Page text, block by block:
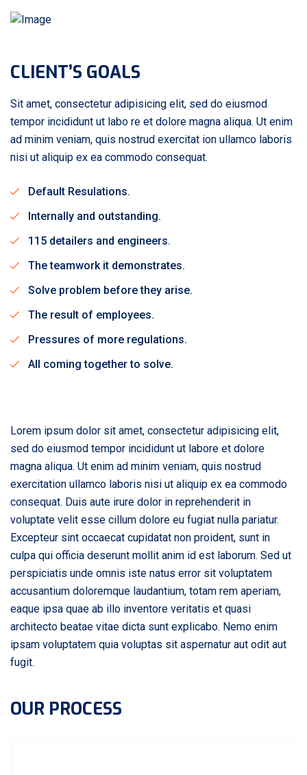
CLIENT’S GOALS
Sit amet, consectetur adipisicing elit, sed do eiusmod
tempor incididunt ut labo re et dolore magna aliqua. Ut enim
ad minim veniam, quis nostrud exercitat ion ullamco laboris
nisi ut aliquip ex ea commodo consequat.
Default Resulations.
Internally and outstanding.
115 detailers and engineers.
The teamwork it demonstrates.
Solve problem before they arise.
The result of employees.
Pressures of more regulations.
All coming together to solve.
Lorem ipsum dolor sit amet, consectetur adipisicing elit,
sed do eiusmod tempor incididunt ut labore et dolore
magna aliqua. Ut enim ad minim veniam, quis nostrud
exercitation ullamco laboris nisi ut aliquip ex ea commodo
consequat. Duis aute irure dolor in reprehenderit in
voluptate velit esse cillum dolore eu fugiat nulla pariatur.
Excepteur sint occaecat cupidatat non proident, sunt in
culpa qui officia deserunt mollit anim id est laborum. Sed ut
perspiciatis unde omnis iste natus error sit voluptatem
accusantium doloremque laudantium, totam rem aperiam,
eaque ipsa quae ab illo inventore veritatis et quasi
architecto beatae vitae dicta sunt explicabo. Nemo enim
ipsam voluptatem quia voluptas sit aspernatur aut odit aut
fugit.
OUR PROCESS